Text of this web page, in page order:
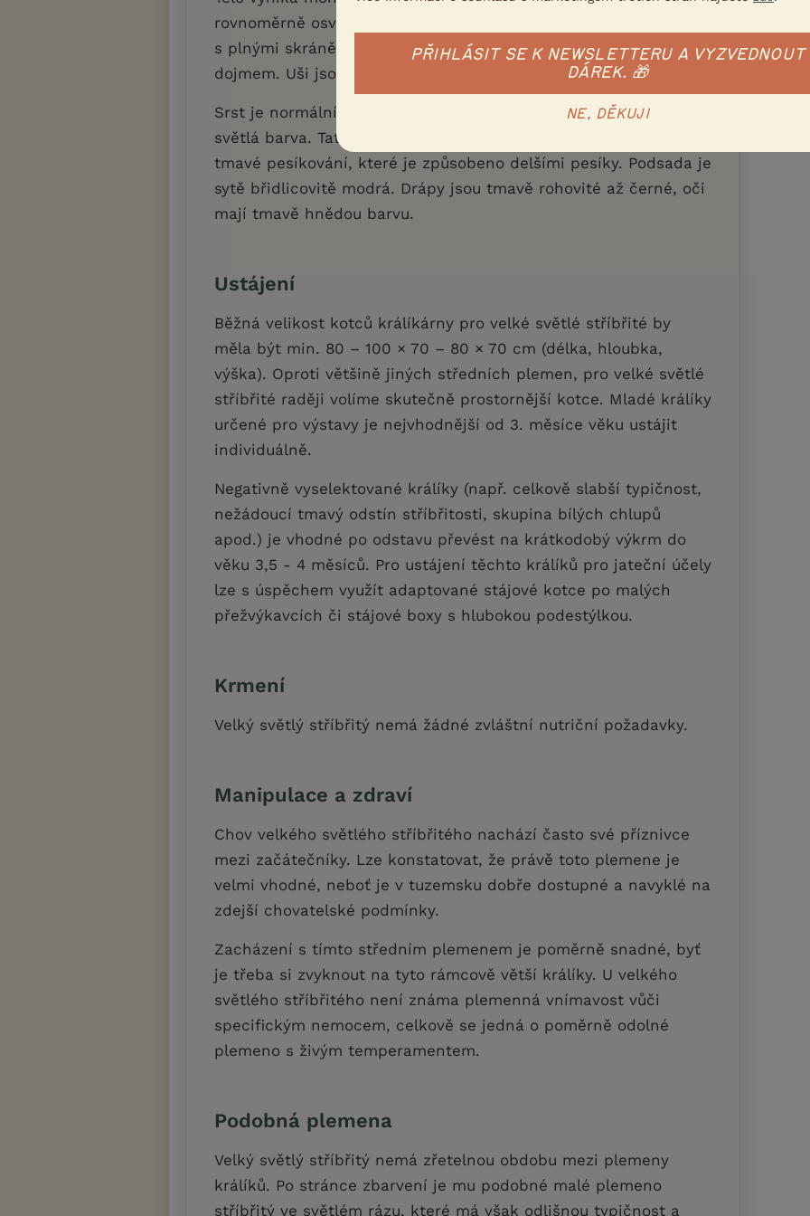
rovnoměrně osvalené. Hlava je silná, široká v čele i nose,
s plnými skráněmi, a zvláště u samců působí mírně kulatým
dojmem. Uši jsou vzpřímené, pevné a měří 12,0 - 13,5 cm.
Srst je normální. Plemenným znakem je zbarvení, resp. stříbřitě
světlá barva. Tato je nedílně doplněna o pravidelně rozmístěné
tmavé pesíkování, které je způsobeno delšími pesíky. Podsada je
sytě břidlicovitě modrá. Drápy jsou tmavě rohovité až černé, oči
mají tmavě hnědou barvu.
Ustájení
Běžná velikost kotců králíkárny pro velké světlé stříbřité by
měla být min. 80 – 100 × 70 – 80 × 70 cm (délka, hloubka,
výška). Oproti většině jiných středních plemen, pro velké světlé
stříbřité raději volíme skutečně prostornější kotce. Mladé králíky
určené pro výstavy je nejvhodnější od 3. měsíce věku ustájit
individuálně.
Negativně vyselektované králíky (např. celkově slabší typičnost,
nežádoucí tmavý odstín stříbřitosti, skupina bílých chlupů
apod.) je vhodné po odstavu převést na krátkodobý výkrm do
věku 3,5 - 4 měsíců. Pro ustájení těchto králíků pro jateční účely
lze s úspěchem využít adaptované stájové kotce po malých
přežvýkavcích či stájové boxy s hlubokou podestýlkou.
Krmení
Velký světlý stříbřitý nemá žádné zvláštní nutriční požadavky.
Manipulace a zdraví
Chov velkého světlého stříbřitého nachází často své příznivce
mezi začátečníky. Lze konstatovat, že právě toto plemene je
velmi vhodné, neboť je v tuzemsku dobře dostupné a navyklé na
zdejší chovatelské podmínky.
Zacházení s tímto středním plemenem je poměrně snadné, byť
je třeba si zvyknout na tyto rámcově větší králíky. U velkého
světlého stříbřitého není známa plemenná vnímavost vůči
specifickým nemocem, celkově se jedná o poměrně odolné
plemeno s živým temperamentem.
Podobná plemena
Velký světlý stříbřitý nemá zřetelnou obdobu mezi plemeny
králíků. Po stránce zbarvení je mu podobné malé plemeno
stříbřitý ve světlém rázu, které má však odlišnou typičnost a
PŘIHLÁSIT SE K NEWSLETTERU A VYZVEDNOUT
DÁREK. 🎁
NE, DĚKUJI